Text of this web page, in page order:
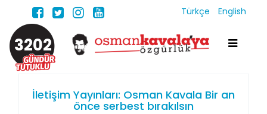
Türkçe English
3202
İletişim Yayınları: Osman Kavala Bir an
önce serbest bırakılsın